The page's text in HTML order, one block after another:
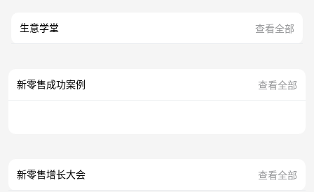
生意学堂 查看全部
新零售成功案例 查看全部
新零售增长大会 查看全部